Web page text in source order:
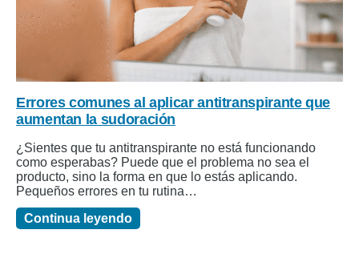
Errores comunes al aplicar antitranspirante que
aumentan la sudoración
¿Sientes que tu antitranspirante no está funcionando
como esperabas? Puede que el problema no sea el
producto, sino la forma en que lo estás aplicando.
Pequeños errores en tu rutina…
Continua leyendo